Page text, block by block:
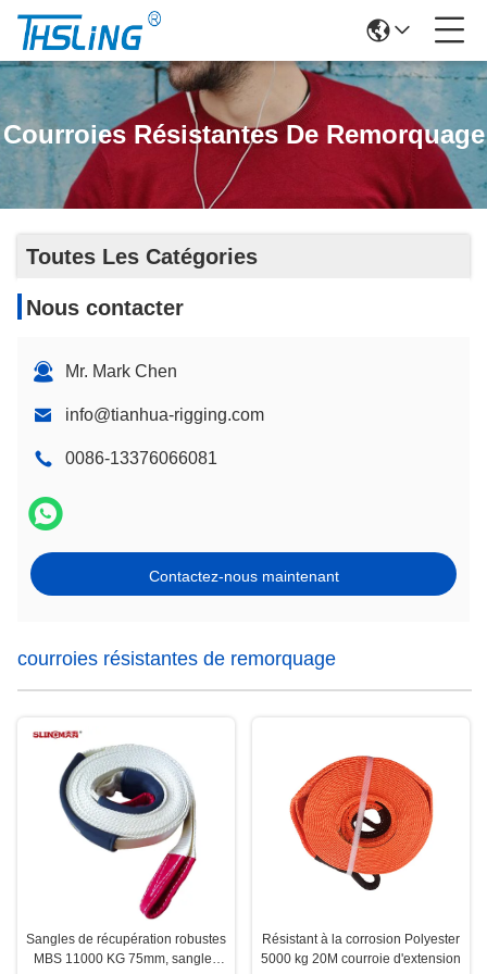
Courroies Résistantes De Remorquage
Toutes Les Catégories
Nous contacter
Mr. Mark Chen
info@tianhua-rigging.com
0086-13376066081
Contactez-nous maintenant
courroies résistantes de remorquage
Sangles de récupération robustes
MBS 11000 KG 75mm, sangles
Résistant à la corrosion Polyester
5000 kg 20M courroie d'extension